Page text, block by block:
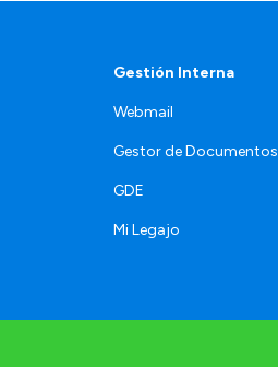
Gestión Interna
Webmail
Gestor de Documentos
GDE
Mi Legajo